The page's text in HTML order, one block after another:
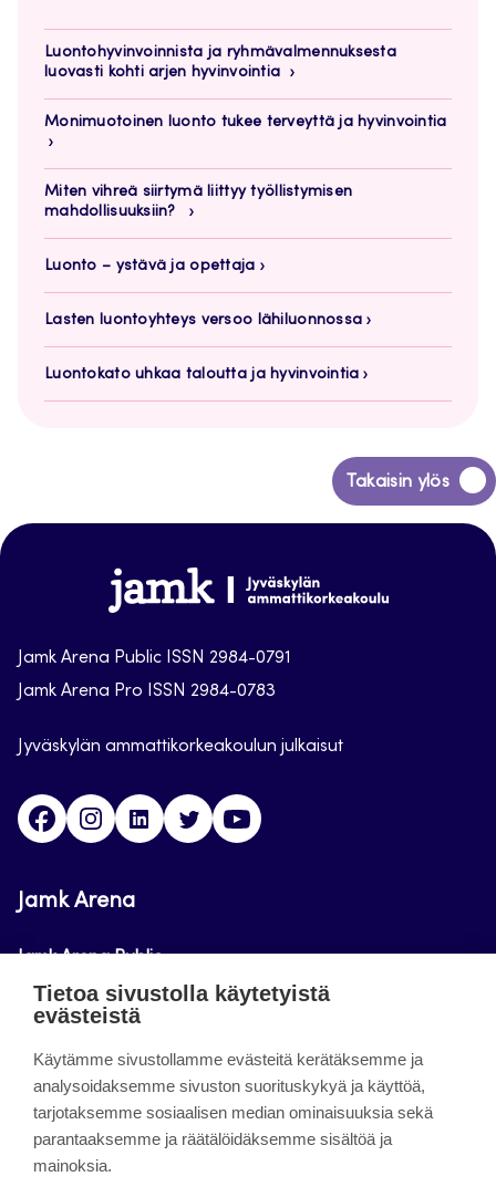
Luontohyvinvoinnista ja ryhmävalmennuksesta
luovasti kohti arjen hyvinvointia
Monimuotoinen luonto tukee terveyttä ja hyvinvointia
Miten vihreä siirtymä liittyy työllistymisen
mahdollisuuksiin?
Luonto – ystävä ja opettaja
Lasten luontoyhteys versoo lähiluonnossa
Luontokato uhkaa taloutta ja hyvinvointia
Takaisin ylös
Siirry
takaisin
Jamk
Arena
Jamk Arena Public ISSN 2984-0791
Jamk Arena Pro ISSN 2984-0783
Jyväskylän ammattikorkeakoulun julkaisut
FacebookInstagramLinkedinTwitter
Jamk Arena
Jamk Arena Public
Jamk Arena Pro
Tietoa sivustosta
Saavutettavuusseloste
Tietoa sivustolla käytetyistä
evästeistä
Käytämme sivustollamme evästeitä kerätäksemme ja
analysoidaksemme sivuston suorituskykyä ja käyttöä,
tarjotaksemme sosiaalisen median ominaisuuksia sekä
parantaaksemme ja räätälöidäksemme sisältöä ja
mainoksia.